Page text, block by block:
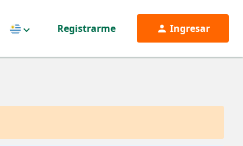
Uruguay
Registrarme Ingresar